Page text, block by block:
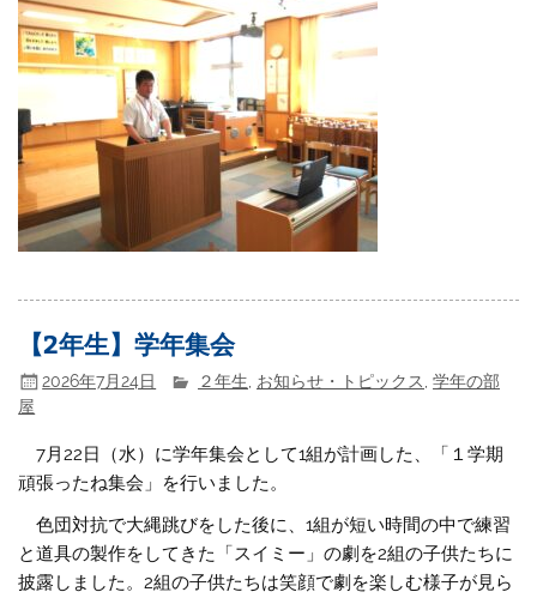
【2年生】学年集会
2026年7月24日 ２年生 お知らせ・トピックス ,学年の部
屋
7月22日（水）に学年集会として1組が計画した、「１学期
頑張ったね集会」を行いました。
色団対抗で大縄跳びをした後に、1組が短い時間の中で練習
と道具の製作をしてきた「スイミー」の劇を2組の子供たちに
披露しました。2組の子供たちは笑顔で劇を楽しむ様子が見ら